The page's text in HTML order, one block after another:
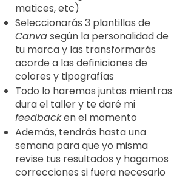
matices, etc)
Seleccionarás 3 plantillas de
Canvasegún la personalidad de
tu marca y las transformarás
acorde a las definiciones de
colores y tipografías
Todo lo haremos juntas mientras
dura el taller y te daré mi
feedbacken el momento
Además, tendrás hasta una
semana para que yo misma
revise tus resultados y hagamos
correcciones si fuera necesario